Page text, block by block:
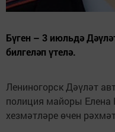
Бүген – 3 июльдә
билгеләп үтелә.
Лениногорск Дәүләт
полиция майоры Елена
хезмәтләре өчен